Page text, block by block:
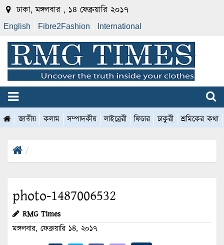
ঢাকা, মঙ্গলবার , ১৪ ফেব্রুয়ারি ২০১৭
English Fibre2Fashion International
জাতীয় কলাম সম্পাদকীয় লাইব্রেরী ফিচার চাকুরী শ্রমিকের কথা
photo-1487006532
RMG Times
মঙ্গলবার, ফেব্রুয়ারি ১৪, ২০১৭